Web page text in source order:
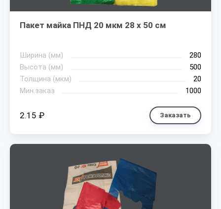
Пакет майка ПНД 20 мкм 28 х 50 см
Ширина (мм)
280
Высота (мм)
500
Толщина (мкм)
20
Мин.заказ
1000
2.15 ₽ Заказать